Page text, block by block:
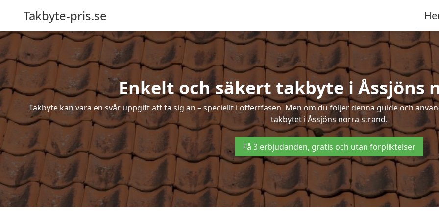
Takbyte-pris.se
Enkelt och säkert takbyte i Åssjöns
Takbyte kan vara en svår uppgift att ta sig an – speciellt i offertfasen. Men om du följer denna guide och
takbytet i Åssjöns norra strand.
Få 3 erbjudanden, gratis och utan förpliktelser